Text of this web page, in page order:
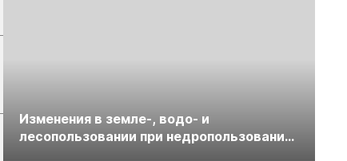
Изменения в земле-, водо- и
лесопользовании при недропользовании